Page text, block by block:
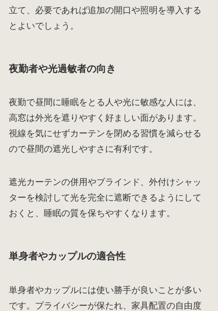
立て、必要であれば追加の開口や照明を導入する
とよいでしょう。
夜勤者や光過敏者の向き
夜勤で昼間に睡眠をとる人や光に敏感な人には、
高窓は外光を遮りやすく好ましい面があります。
視線を気にせずカーテンを閉める習慣を減らせる
ので昼間の遮光しやすさに有利です。
遮光カーテンの併用やブラインド、外付けシャッ
ターを検討して光を完全に遮断できるようにして
おくと、睡眠の質を保ちやすくなります。
単身者やカップルの適合性
単身者やカップルには使い勝手が良いことが多い
です。プライバシーが保たれ、家具配置の自由度